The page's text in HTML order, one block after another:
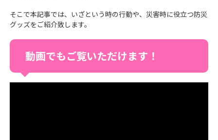
そこで本記事では、いざという時の行動や、災害時に役立つ防災
グッズをご紹介致します。
動画でもご覧いただけます！